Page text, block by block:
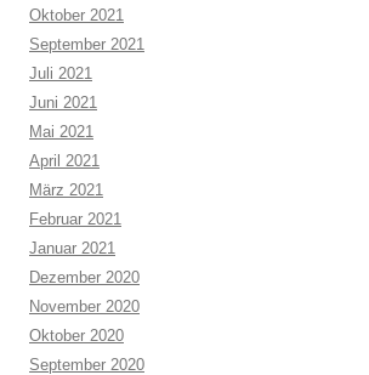
Oktober 2021
September 2021
Juli 2021
Juni 2021
Mai 2021
April 2021
März 2021
Februar 2021
Januar 2021
Dezember 2020
November 2020
Oktober 2020
September 2020